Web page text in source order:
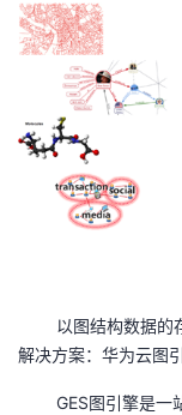
以图结构数据的存
解决方案：华为云图
GES图引擎是一站